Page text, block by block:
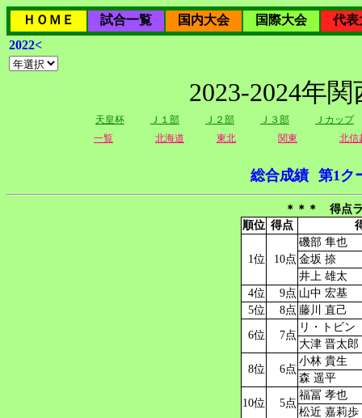
ＨＯＭＥ 試合一覧 国内大会 国際大会
代表
2022<
2023-2024年
天皇杯 Ｊ１部 Ｊ２部 Ｊ３部
Ｊカップ
一覧
北海道 東北 関東 北信
総合成績 第1ク
＊＊＊ 得点
順位 得点
1位 10点
磯部 隼也
金坂 捺
井上 雄太
4位
9点 山中 宏基
5位
8点 藤川 直己
6位 7点
リ・トビン
大津 晋太郎
8位 6点
小林 貴生
森 遥平
10位 5点
福冨 孝也
松近 嘉莉歩